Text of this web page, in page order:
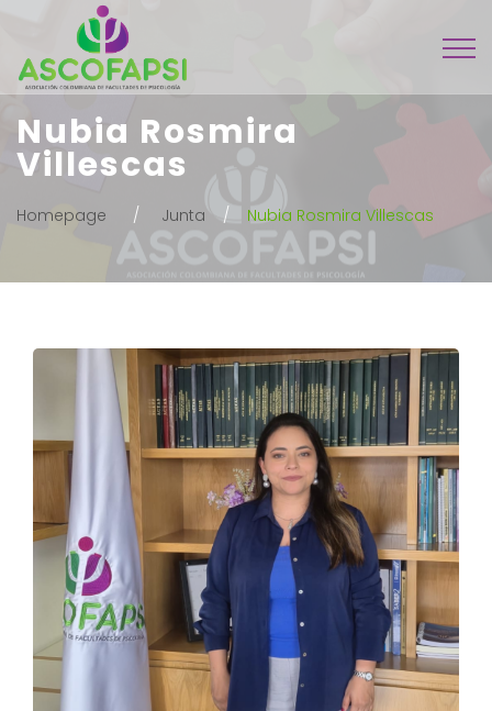
Nubia Rosmira
Villescas
Homepage Junta Nubia Rosmira Villescas